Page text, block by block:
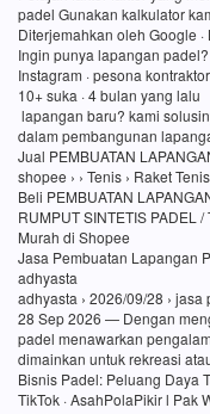
padel Gunakan kalkulator
Diterjemahkan oleh Google
Ingin punya lapangan
Instagram · pesona kontraktor
10+ suka · 4 bulan yang lalu
lapangan baru? kami
dalam pembangunan
Jual PEMBUATAN
shopee › › Tenis › Raket Tenis
Beli PEMBUATAN
RUMPUT SINTETIS PADEL
Murah di Shopee
Jasa Pembuatan Lapangan
adhyasta
adhyasta › 2026/09/28 ›
28 Sep 2026 — Dengan
padel menawarkan
dimainkan untuk rekreasi
Bisnis Padel: Peluang Daya
TikTok · AsahPolaPikir l Pak